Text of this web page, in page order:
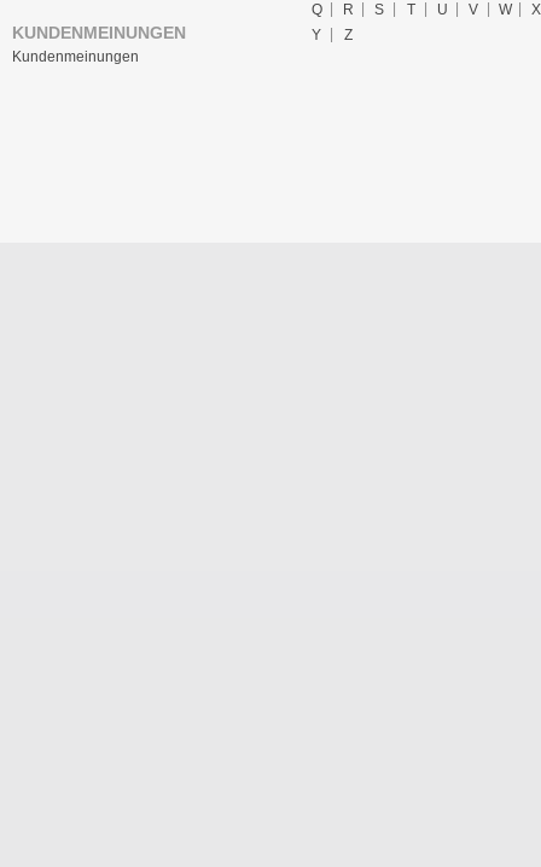
KUNDENMEINUNGEN
Kundenmeinungen
Q
R S T U V W
X
Y
Z